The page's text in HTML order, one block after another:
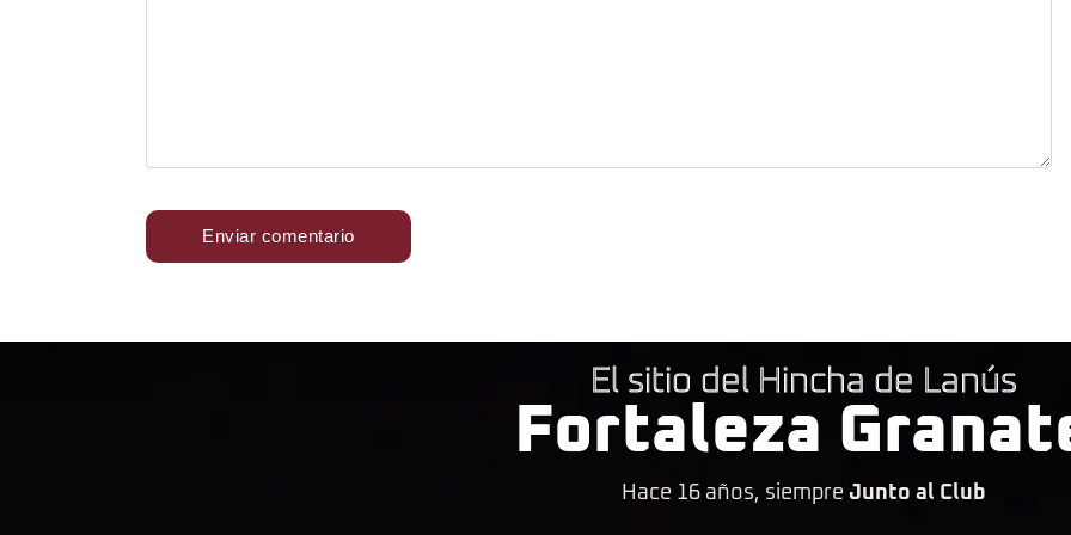
El sitio del Hincha de Lanús
Fortaleza
Hace 16 años, siempre Junto al Club